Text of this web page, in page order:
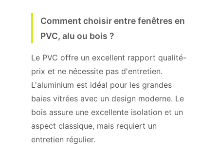
Comment choisir entre fenêtres en
PVC, alu ou bois ?
Le PVC offre un excellent rapport qualité-
prix et ne nécessite pas d'entretien.
L'aluminium est idéal pour les grandes
baies vitrées avec un design moderne. Le
bois assure une excellente isolation et un
aspect classique, mais requiert un
entretien régulier.